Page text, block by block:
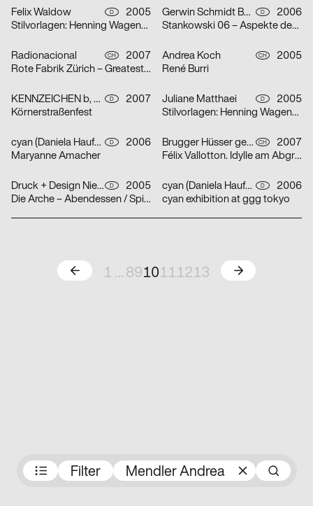
Preisträger:innen
Filter Mendler Andrea
Felix Waldow D
2005
Stilvorlagen: Henning Wagenbreth
Gerwin Schmidt Büro für visuelle Gestaltung D
2006
Stankowski 06 – Aspekte des Gesamtwerks
Radionacional CH
2007
Rote Fabrik Zürich – Greatest Summer Resort
Andrea Koch CH
2005
René Burri
KENNZEICHEN b, Agentur für Markenkommunikation, Dirk Moll D
2007
Körnerstraßenfest
Juliane Matthaei D
2005
Stilvorlagen: Henning Wagenbreth
cyan (Daniela Haufe + Detlef Fiedler) D
2006
Maryanne Amacher
Brugger Hüsser gestalten CH
2007
Félix Vallotton. Idylle am Abgrund
Druck + Design Niehoff GmbH D
2005
Die Arche – Abendessen / Spielplatz
cyan (Daniela Haufe + Detlef Fiedler) D
2006
cyan exhibition at ggg tokyo
Zurück
1 … 8910111213